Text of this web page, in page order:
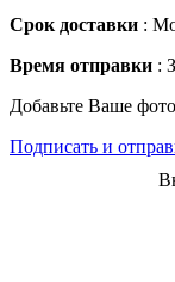
Срок доставки :
Время отправки :
Добавьте Ваше
Подписать и